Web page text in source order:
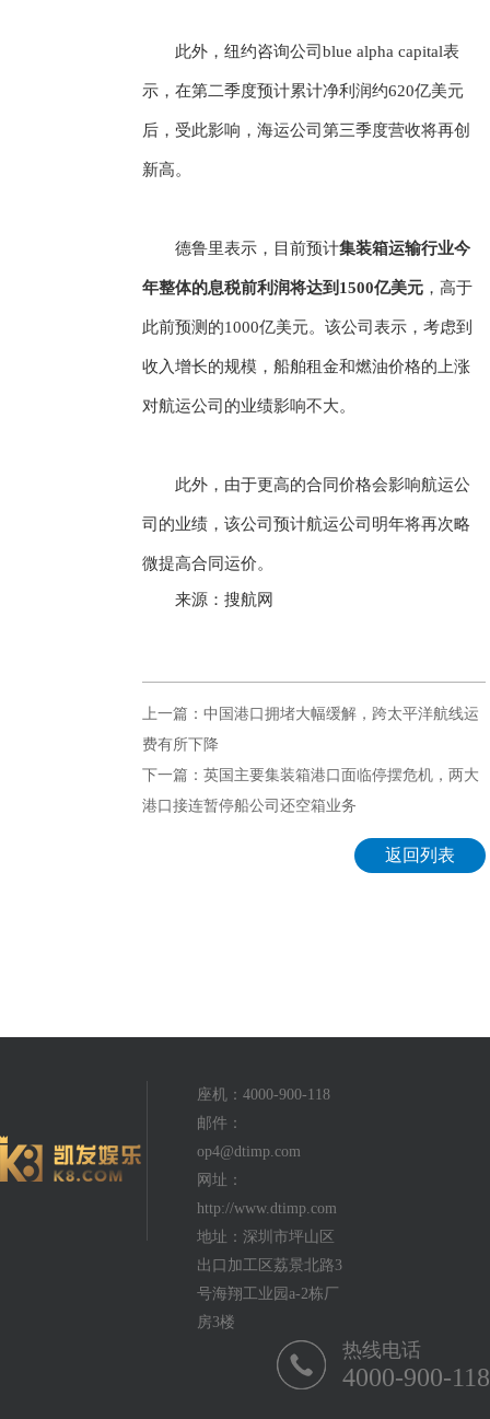
此外，纽约咨询公司blue alpha capital表
示，在第二季度预计累计净利润约620亿美元
后，受此影响，海运公司第三季度营收将再创
新高。
德鲁里表示，目前预计集装箱运输行业今
年整体的息税前利润将达到1500亿美元，高于
此前预测的1000亿美元。该公司表示，考虑到
收入增长的规模，船舶租金和燃油价格的上涨
对航运公司的业绩影响不大。
此外，由于更高的合同价格会影响航运公
司的业绩，该公司预计航运公司明年将再次略
微提高合同运价。
来源：搜航网
上一篇：中国港口拥堵大幅缓解，跨太平洋航线运
费有所下降
下一篇：英国主要集装箱港口面临停摆危机，两大
港口接连暂停船公司还空箱业务
返回列表
座机：4000-900-118
邮件：
op4@dtimp.com
网址：
http://www.dtimp.com
地址：深圳市坪山区
出口加工区荔景北路3
号海翔工业园a-2栋厂
房3楼
热线电话
4000-900-118